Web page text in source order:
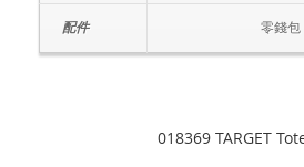
配件 零錢包
018369 TARGET